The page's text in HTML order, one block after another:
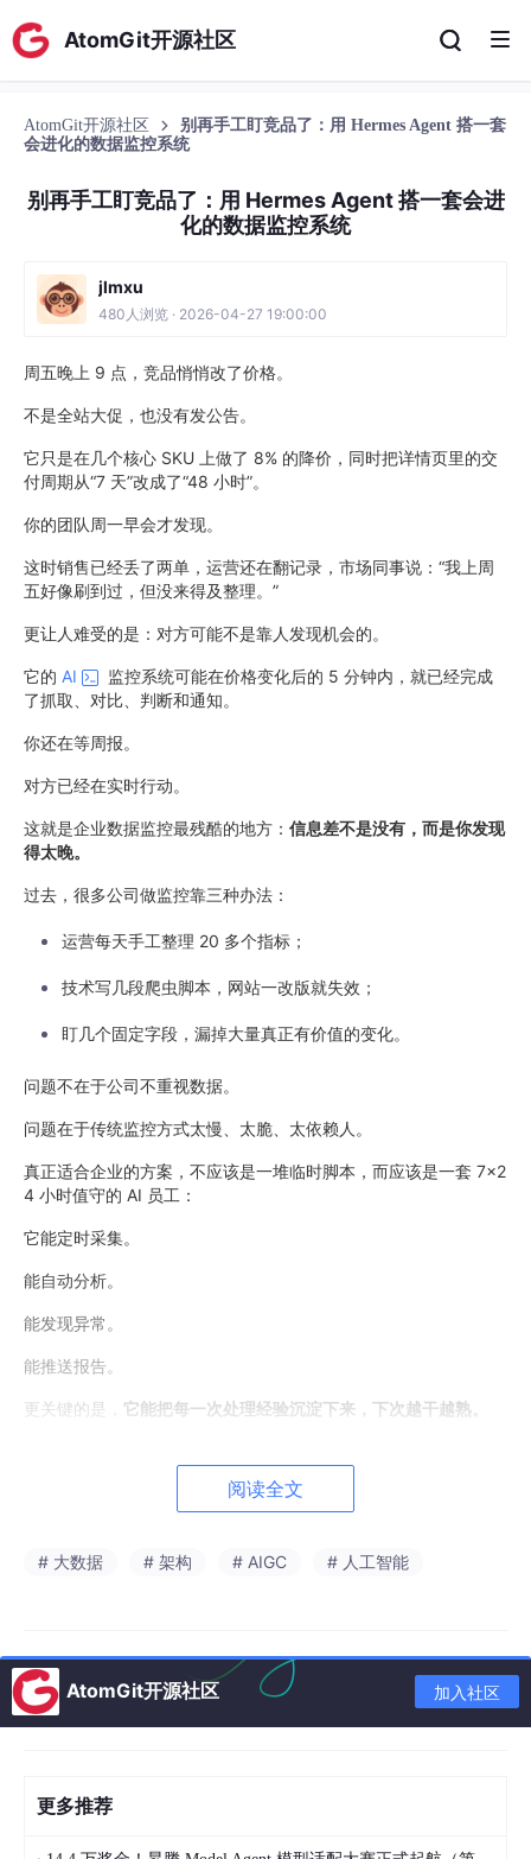
AtomGit开源社区
AtomGit开源社区
别再手工盯竞品了：用 Hermes Agent 搭一套
会进化的数据监控系统
别再手工盯竞品了：用 Hermes Agent 搭一套会进
化的数据监控系统
jlmxu
480人浏览 · 2026-04-27 19:00:00
周五晚上 9 点，竞品悄悄改了价格。
不是全站大促，也没有发公告。
它只是在几个核心 SKU 上做了 8% 的降价，同时把详情页里的交
付周期从“7 天”改成了“48 小时”。
你的团队周一早会才发现。
这时销售已经丢了两单，运营还在翻记录，市场同事说：“我上周
五好像刷到过，但没来得及整理。”
更让人难受的是：对方可能不是靠人发现机会的。
它的 AI
监控系统可能在价格变化后的 5 分钟内，就已经完成
了抓取、对比、判断和通知。
你还在等周报。
对方已经在实时行动。
这就是企业数据监控最残酷的地方： 信息差不是没有，而是你发现
得太晚。
过去，很多公司做监控靠三种办法：
运营每天手工整理 20 多个指标；
技术写几段爬虫脚本，网站一改版就失效；
盯几个固定字段，漏掉大量真正有价值的变化。
问题不在于公司不重视数据。
问题在于传统监控方式太慢、太脆、太依赖人。
真正适合企业的方案，不应该是一堆临时脚本，而应该是一套 7×2
4 小时值守的 AI 员工：
它能定时采集。
能自动分析。
能发现异常。
能推送报告。
更关键的是， 它能把每一次处理经验沉淀下来，下次越干越熟。
从竞品情报自动采集，到价格波动预警，再到定时报告推送，让企
抓取闵行区浦江镇地铁站到沈杜公路地铁站沿线的房价信息给我，
要求输出小区名称、楼层、房型、单价、总价、均价等信息，要
以列表的信息呈现给我。
我就是验证了一下，他就可以快速给我输出结果，如果我做成定时
任务，那么每天早上就可以得到如下的数据。
阅读全文
# 大数据 # 架构 # AIGC # 人工智能
AtomGit开源社区 加入社区
更多推荐